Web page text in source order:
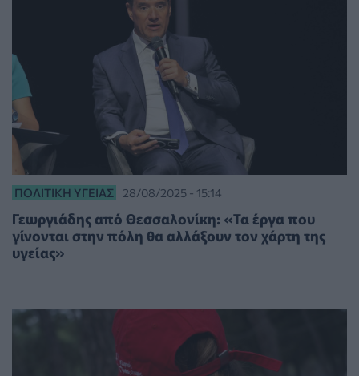
ΠΟΛΙΤΙΚΉ ΥΓΕΊΑΣ 28/08/2025 - 15:14
Γεωργιάδης από Θεσσαλονίκη: «Τα έργα που
γίνονται στην πόλη θα αλλάξουν τον χάρτη της
υγείας»